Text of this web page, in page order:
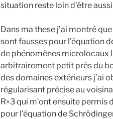
situation reste loin d’être
Dans ma these j’ai montré
sont fausses pour l’équation
de phénomènes microlocaux
arbitrairement petit près du
des domaines extérieurs j’ai
régularisant précise au
R^3 qui m’ont ensuite permis
pour l’équation de